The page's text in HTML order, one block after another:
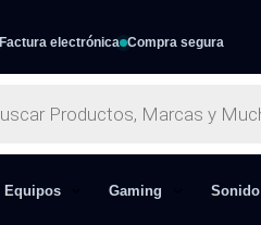
Factura electrónica Compra segura
Equipos Gaming Sonido